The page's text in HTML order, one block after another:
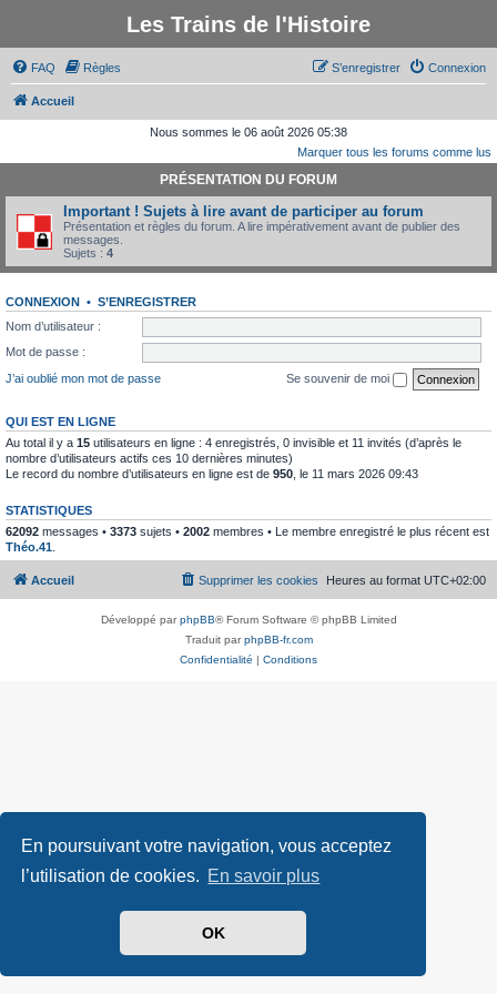
En poursuivant votre navigation, vous acceptez
l’utilisation de cookies. En savoir plus
OK
Les Trains de l'Histoire
FAQ Règles Connexion
S’enregistrer
Accueil
Nous sommes le 06 août 2026 05:38
Marquer tous les forums comme lus
PRÉSENTATION DU FORUM
Important ! Sujets à lire avant de participer au forum
Présentation et règles du forum. A lire impérativement avant de publier des
messages.
Sujets : 4
CONNEXION • S’ENREGISTRER
Nom d’utilisateur :
Mot de passe :
J’ai oublié mon mot de passe
Se souvenir de moi
QUI EST EN LIGNE
Au total il y a 15 utilisateurs en ligne : 4 enregistrés, 0 invisible et 11 invités (d’après le
nombre d’utilisateurs actifs ces 10 dernières minutes)
Le record du nombre d’utilisateurs en ligne est de 950 , le 11 mars 2026 09:43
STATISTIQUES
62092 messages • 3373 sujets • 2002 membres • Le membre enregistré le plus récent est
Théo.41
Accueil Heures au format UTC+02:00
Supprimer les cookies
Développé parphpBB® Forum Software © phpBB Limited
Traduit parphpBB-fr.com
Confidentialité | Conditions